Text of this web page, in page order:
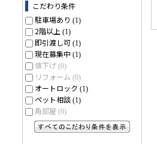
こだわり条件
駐車場あり (1)
2階以上 (1)
即引渡し可 (1)
現在募集中 (1)
値下げ (0)
リフォーム (0)
オートロック (1)
ペット相談 (1)
角部屋 (0)